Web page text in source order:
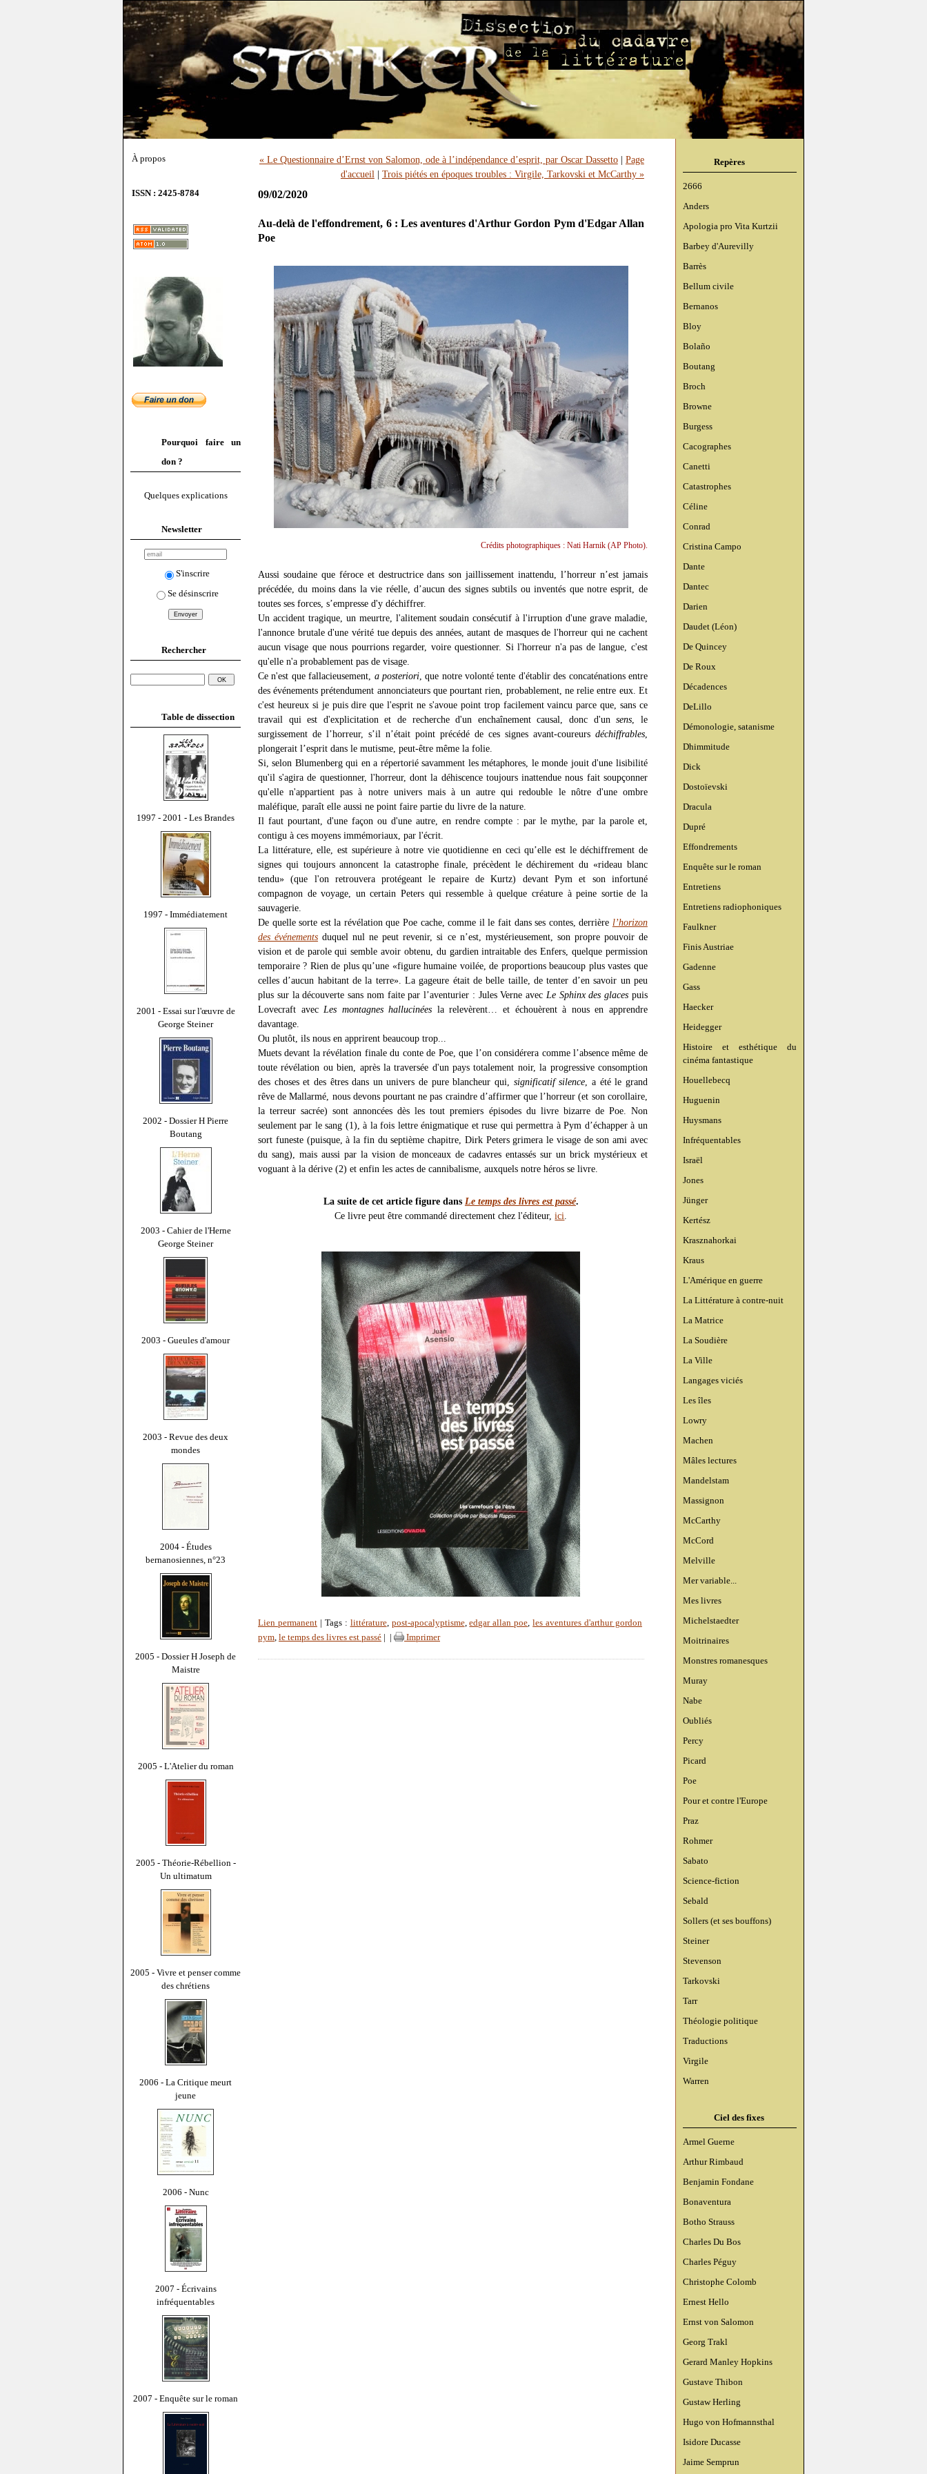
À propos
ISSN : 2425-8784
Pourquoi faire un
don ?
Quelques explications
Newsletter
S'inscrire
Se désinscrire
Rechercher
Table de dissection
1997 - 2001 - Les Brandes
1997 - Immédiatement
2001 - Essai sur l'œuvre de
George Steiner
2002 - Dossier H Pierre
Boutang
2003 - Cahier de l'Herne
George Steiner
2003 - Gueules d'amour
2003 - Revue des deux
mondes
2004 - Études
bernanosiennes, n°23
2005 - Dossier H Joseph de
Maistre
2005 - L'Atelier du roman
2005 - Théorie-Rébellion -
Un ultimatum
2005 - Vivre et penser comme
des chrétiens
2006 - La Critique meurt
jeune
2006 - Nunc
2007 - Écrivains
infréquentables
2007 - Enquête sur le roman
Repères
2666
Anders
Apologia pro Vita Kurtzii
Barbey d'Aurevilly
Barrès
Bellum civile
Bernanos
Bloy
Bolaño
Boutang
Broch
Browne
Burgess
Cacographes
Canetti
Catastrophes
Céline
Conrad
Cristina Campo
Dante
Dantec
Darien
Daudet (Léon)
De Quincey
De Roux
Décadences
DeLillo
Démonologie, satanisme
Dhimmitude
Dick
Dostoïevski
Dracula
Dupré
Effondrements
Enquête sur le roman
Entretiens
Entretiens radiophoniques
Faulkner
Finis Austriae
Gadenne
Gass
Haecker
Heidegger
Histoire et esthétique du
cinéma fantastique
Houellebecq
Huguenin
Huysmans
Infréquentables
Israël
Jones
Jünger
Kertész
Krasznahorkai
Kraus
L'Amérique en guerre
La Littérature à contre-nuit
La Matrice
La Soudière
La Ville
Langages viciés
Les îles
Lowry
Machen
Mâles lectures
Mandelstam
Massignon
McCarthy
McCord
Melville
Mer variable...
Mes livres
Michelstaedter
Moitrinaires
Monstres romanesques
Muray
Nabe
Oubliés
Percy
Picard
Poe
Pour et contre l'Europe
Praz
Rohmer
Sabato
Science-fiction
Sebald
Sollers (et ses bouffons)
Steiner
Stevenson
Tarkovski
Tarr
Théologie politique
Traductions
Virgile
Warren
Ciel des fixes
Armel Guerne
Arthur Rimbaud
Benjamin Fondane
Bonaventura
Botho Strauss
Charles Du Bos
Charles Péguy
Christophe Colomb
Ernest Hello
Ernst von Salomon
Georg Trakl
Gerard Manley Hopkins
Gustave Thibon
Gustaw Herling
Hugo von Hofmannsthal
Isidore Ducasse
Jaime Semprun
« Le Questionnaire d’Ernst von Salomon, ode à l’indépendance d’esprit, par Oscar Dassetto| Page
d'accueil | Trois piétés en époques troubles : Virgile, Tarkovski et McCarthy »
09/02/2020
Au-delà de l'effondrement, 6 : Les aventures d'Arthur Gordon Pym d'Edgar Allan
Poe
Crédits photographiques : Nati Harnik (AP Photo).
Aussi soudaine que féroce et destructrice dans son jaillissement inattendu, l’horreur n’est jamais
précédée, du moins dans la vie réelle, d’aucun des signes subtils ou inventés que notre esprit, de
toutes ses forces, s’empresse d'y déchiffrer.
Un accident tragique, un meurtre, l'alitement soudain consécutif à l'irruption d'une grave maladie,
l'annonce brutale d'une vérité tue depuis des années, autant de masques de l'horreur qui ne cachent
aucun visage que nous pourrions regarder, voire questionner. Si l'horreur n'a pas de langue, c'est
qu'elle n'a probablement pas de visage.
Ce n'est que fallacieusement, a posteriori, que notre volonté tente d'établir des concaténations entre
des événements prétendument annonciateurs que pourtant rien, probablement, ne relie entre eux. Et
c'est heureux si je puis dire que l'esprit ne s'avoue point trop facilement vaincu parce que, sans ce
travail qui est d'explicitation et de recherche d'un enchaînement causal, donc d'unsens , le
surgissement de l’horreur, s’il n’était point précédé de ces signes avant-coureurs déchiffrables,
plongerait l’esprit dans le mutisme, peut-être même la folie.
Si, selon Blumenberg qui en a répertorié savamment les métaphores, le monde jouit d'une lisibilité
qu'il s'agira de questionner, l'horreur, dont la déhiscence toujours inattendue nous fait soupçonner
qu'elle n'appartient pas à notre univers mais à un autre qui redouble le nôtre d'une ombre
maléfique, paraît elle aussi ne point faire partie du livre de la nature.
Il faut pourtant, d'une façon ou d'une autre, en rendre compte : par le mythe, par la parole et,
contigu à ces moyens immémoriaux, par l'écrit.
La littérature, elle, est supérieure à notre vie quotidienne en ceci qu’elle est le déchiffrement de
signes qui toujours annoncent la catastrophe finale, précèdent le déchirement du «rideau blanc
tendu» (que l'on retrouvera protégeant le repaire de Kurtz) devant Pym et son infortuné
compagnon de voyage, un certain Peters qui ressemble à quelque créature à peine sortie de la
sauvagerie.
De quelle sorte est la révélation que Poe cache, comme il le fait dans ses contes, derrière l’horizon
des événements duquel nul ne peut revenir, si ce n’est, mystérieusement, son propre pouvoir de
vision et de parole qui semble avoir obtenu, du gardien intraitable des Enfers, quelque permission
temporaire ? Rien de plus qu’une «figure humaine voilée, de proportions beaucoup plus vastes que
celles d’aucun habitant de la terre». La gageure était de belle taille, de tenter d’en savoir un peu
plus sur la découverte sans nom faite par l’aventurier : Jules Verne avec Le Sphinx des glaces puis
Lovecraft avec Les montagnes hallucinées la relevèrent… et échouèrent à nous en apprendre
davantage.
Ou plutôt, ils nous en apprirent beaucoup trop...
Muets devant la révélation finale du conte de Poe, que l’on considérera comme l’absence même de
toute révélation ou bien, après la traversée d'un pays totalement noir, la progressive consomption
des choses et des êtres dans un univers de pure blancheur qui, significatif silence , a été le grand
rêve de Mallarmé, nous devons pourtant ne pas craindre d’affirmer que l’horreur (et son corollaire,
la terreur sacrée) sont annoncées dès les tout premiers épisodes du livre bizarre de Poe. Non
seulement par le sang (1), à la fois lettre énigmatique et ruse qui permettra à Pym d’échapper à un
sort funeste (puisque, à la fin du septième chapitre, Dirk Peters grimera le visage de son ami avec
du sang), mais aussi par la vision de monceaux de cadavres entassés sur un brick mystérieux et
voguant à la dérive (2) et enfin les actes de cannibalisme, auxquels notre héros se livre.
La suite de cet article figure dans Le temps des livres est passé.
Ce livre peut être commandé directement chez l'éditeur,ici
Lien permanent| Tags : littérature, post-apocalyptisme,edgar allan poe,les aventures d'arthur gordon
pym, le temps des livres est passé Imprimer